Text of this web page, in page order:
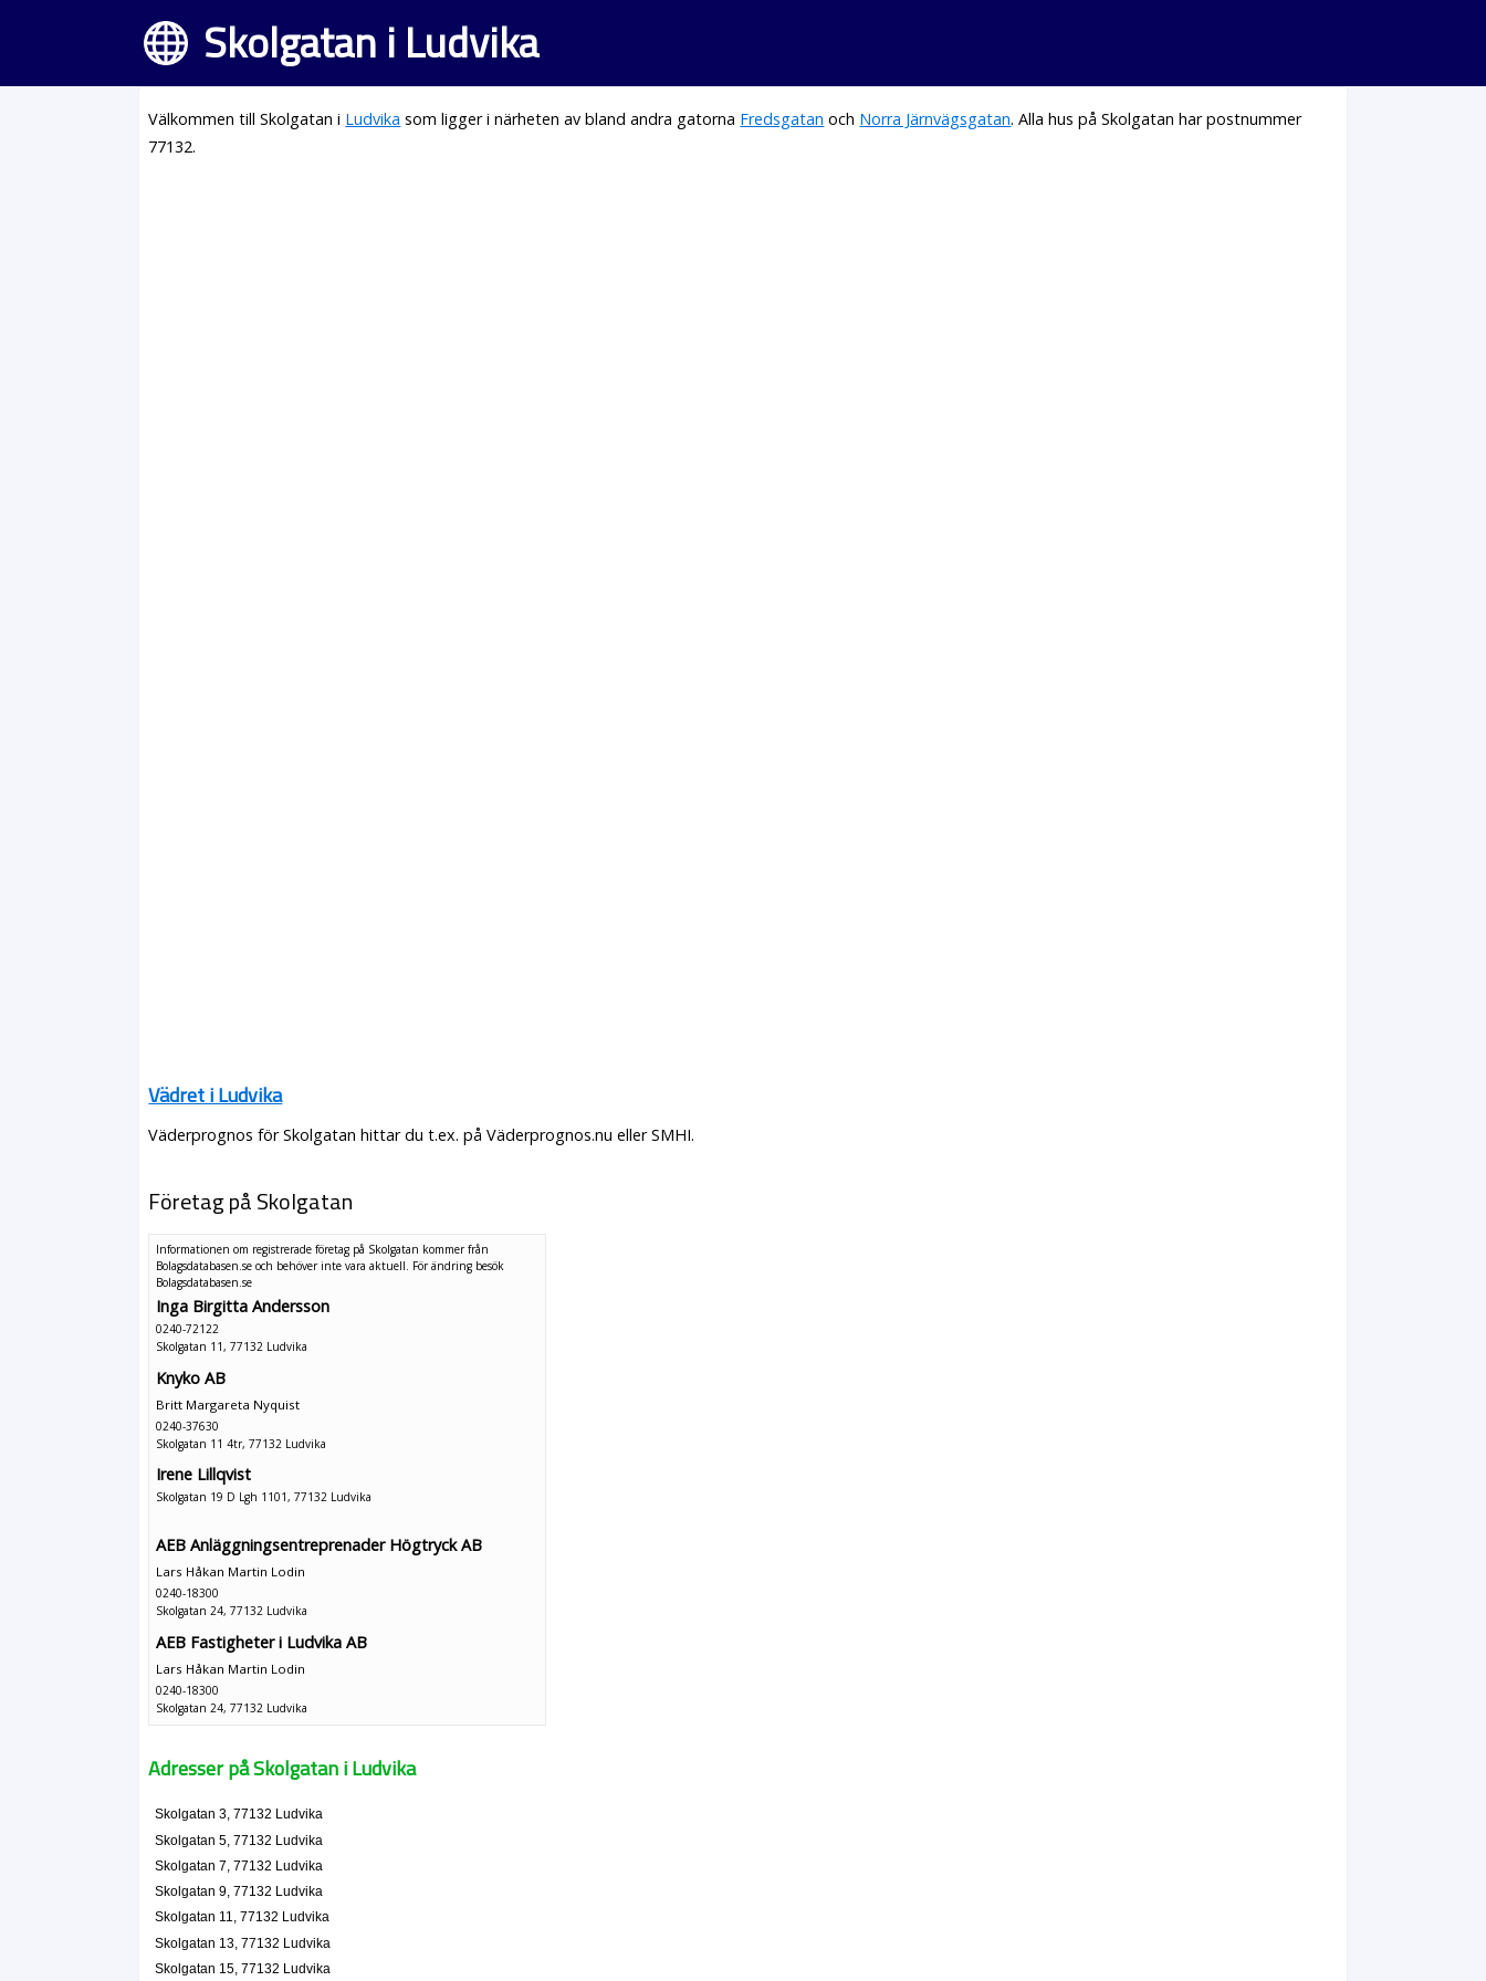
Skolgatan i Ludvika
Välkommen till Skolgatan i Ludvika som ligger i närheten av bland andra gatorna Fredsgatan och Norra Järnvägsgatan. Alla hus på Skolgatan har postnummer
77132.
Vädret i Ludvika
Väderprognos för Skolgatan hittar du t.ex. på Väderprognos.nu eller SMHI.
Företag på Skolgatan
Informationen om registrerade företag på Skolgatan kommer från
Bolagsdatabasen.se och behöver inte vara aktuell. För ändring besök
Bolagsdatabasen.se
Inga Birgitta Andersson
0240-72122
Skolgatan 11, 77132 Ludvika
Knyko AB
Britt Margareta Nyquist
0240-37630
Skolgatan 11 4tr, 77132 Ludvika
Irene Lillqvist
Skolgatan 19 D Lgh 1101, 77132 Ludvika
AEB Anläggningsentreprenader Högtryck AB
Lars Håkan Martin Lodin
0240-18300
Skolgatan 24, 77132 Ludvika
AEB Fastigheter i Ludvika AB
Lars Håkan Martin Lodin
0240-18300
Skolgatan 24, 77132 Ludvika
Lars Håkan Martin Lodin
Adresser på Skolgatan i Ludvika
Skolgatan 3, 77132 Ludvika
Skolgatan 5, 77132 Ludvika
Skolgatan 7, 77132 Ludvika
Skolgatan 9, 77132 Ludvika
Skolgatan 11, 77132 Ludvika
Skolgatan 13, 77132 Ludvika
Skolgatan 15, 77132 Ludvika